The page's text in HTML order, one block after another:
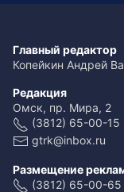
Главный редактор
Копейкин Андрей
Редакция
Омск, пр. Мира, 2
(3812) 65-00-15
gtrk@inbox.ru
Размещение
(3812) 65-00-65